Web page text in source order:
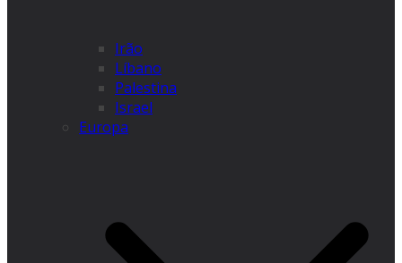
Irão
Líbano
Palestina
Israel
Europa